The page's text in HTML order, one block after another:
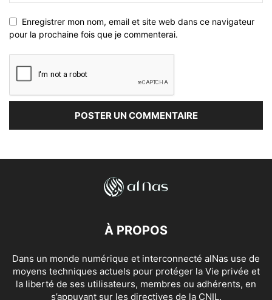
Enregistrer mon nom, email et site web dans ce navigateur
pour la prochaine fois que je commenterai.
À PROPOS
Dans un monde numérique et interconnecté alNas use de
moyens techniques actuels pour protéger la Vie privée et
la liberté de ses utilisateurs, membres ou adhérents, en
s’appuyant sur les directives de la CNIL.